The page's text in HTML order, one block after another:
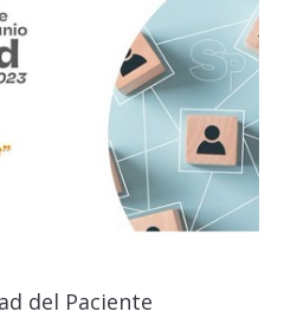
del Paciente